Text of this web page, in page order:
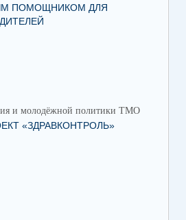
ДЛЯ
и молодёжной политики ТМО
«ЗДРАВКОНТРОЛЬ»